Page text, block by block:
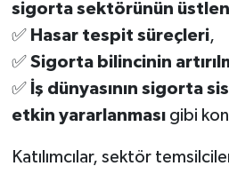
sigorta sektörünün
✅ Hasar tespit süreçleri,
✅ Sigorta bilincinin
✅ İş dünyasının sigorta
etkin yararlanmasıgibi
Katılımcılar, sektör
BİLİM TEKNOLOJİ
ASAYİŞ
SEÇİM 2015
ÇEVRE